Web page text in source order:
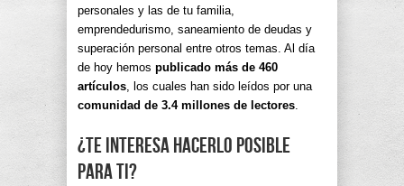
personales y las de tu familia,
emprendedurismo, saneamiento de deudas y
superación personal entre otros temas. Al día
de hoy hemos publicado más de 460
artículos , los cuales han sido leídos por una
comunidad de 3.4 millones de lectores
¿Te interesa hacerlo posible
para ti?